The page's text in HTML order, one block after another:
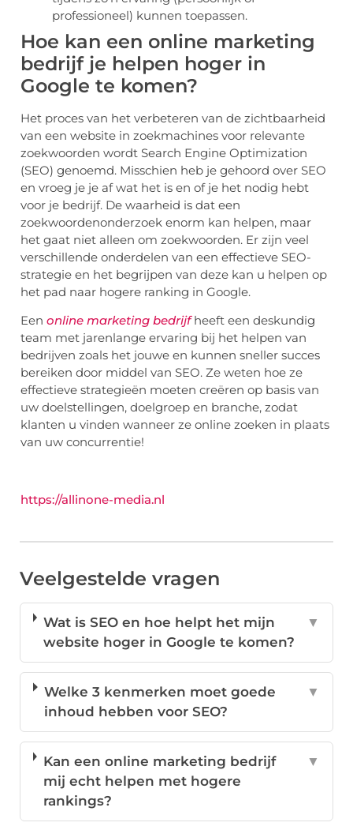
professioneel) kunnen toepassen.
Hoe kan een online marketing
bedrijf je helpen hoger in
Google te komen?
Het proces van het verbeteren van de zichtbaarheid
van een website in zoekmachines voor relevante
zoekwoorden wordt Search Engine Optimization
(SEO) genoemd. Misschien heb je gehoord over SEO
en vroeg je je af wat het is en of je het nodig hebt
voor je bedrijf. De waarheid is dat een
zoekwoordenonderzoek enorm kan helpen, maar
het gaat niet alleen om zoekwoorden. Er zijn veel
verschillende onderdelen van een effectieve SEO-
strategie en het begrijpen van deze kan u helpen op
het pad naar hogere ranking in Google.
Een online marketing bedrijfheeft een deskundig
team met jarenlange ervaring bij het helpen van
bedrijven zoals het jouwe en kunnen sneller succes
bereiken door middel van SEO. Ze weten hoe ze
effectieve strategieën moeten creëren op basis van
uw doelstellingen, doelgroep en branche, zodat
klanten u vinden wanneer ze online zoeken in plaats
van uw concurrentie!
https://allinone-media.nl
Veelgestelde vragen
Wat is SEO en hoe helpt het mijn
website hoger in Google te komen?
▼
Welke 3 kenmerken moet goede
inhoud hebben voor SEO?
▼
Kan een online marketing bedrijf
mij echt helpen met hogere
rankings?
▼